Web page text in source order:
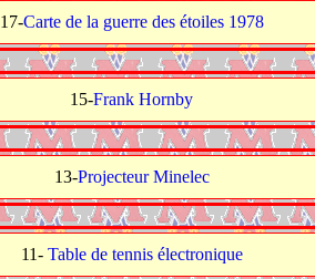
17-Carte de la guerre des étoiles 1978
15-Frank Hornby
13-Projecteur Minelec
11- Table de tennis électronique